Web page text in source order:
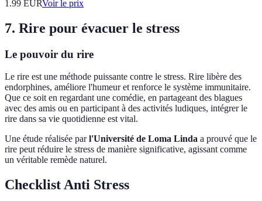
1.99 EURVoir le prix
7. Rire pour évacuer le stress
Le pouvoir du rire
Le rire est une méthode puissante contre le stress. Rire libère des
endorphines, améliore l'humeur et renforce le système immunitaire.
Que ce soit en regardant une comédie, en partageant des blagues
avec des amis ou en participant à des activités ludiques, intégrer le
rire dans sa vie quotidienne est vital.
Une étude réalisée parl'Université de Loma Linda a prouvé que le
rire peut réduire le stress de manière significative, agissant comme
un véritable remède naturel.
Checklist Anti Stress